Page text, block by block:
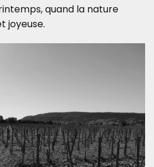
quand la nature
joyeuse.